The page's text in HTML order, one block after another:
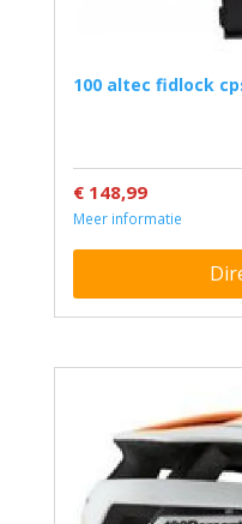
100 altec fidlock
€ 148,99
Meer informatie